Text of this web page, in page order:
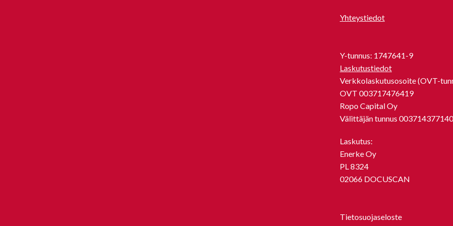
Yhteystiedot
Y-tunnus: 1747641-9
Laskutustiedot
Verkkolaskutusosoite (OVT-
OVT 003717476419
Ropo Capital Oy
Välittäjän tunnus 003714377140
Laskutus:
Enerke Oy
PL 8324
02066 DOCUSCAN
Tietosuojaseloste